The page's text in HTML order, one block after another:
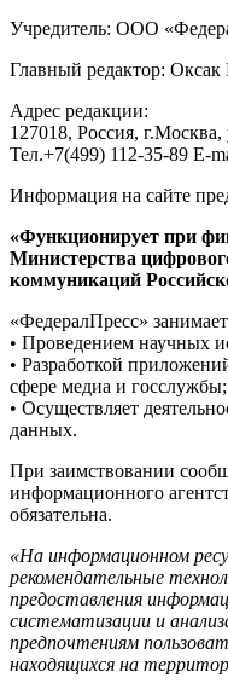
Учредитель: ООО
Главный редактор: Оксак
Адрес редакции:
127018, Россия,
Тел.+7(499) 112-35-89 E-
Информация на сайте
«Функционирует при
Министерства
коммуникаций
«ФедералПресс»
• Проведением научных
• Разработкой
сфере медиа и госслужбы;
• Осуществляет
данных.
При заимствовании
информационного
обязательна.
«На информационном
рекомендательные
предоставления
систематизации и
предпочтениям
находящихся на